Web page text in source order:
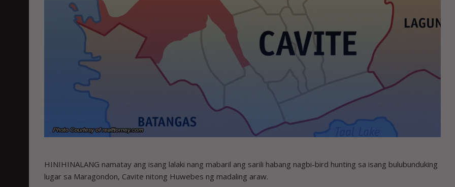
HINIHINALANG namatay ang isang lalaki nang mabaril ang sarili habang nagbi-bird hunting sa isang bulubunduking
lugar sa Maragondon, Cavite nitong Huwebes ng madaling araw.